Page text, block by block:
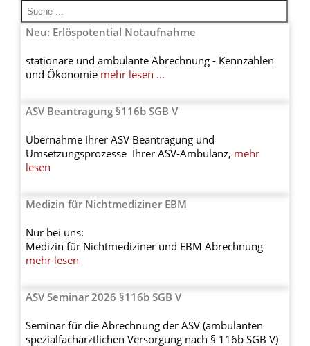
Neu: Erlöspotential Notaufnahme
stationäre und ambulante Abrechnung - Kennzahlen
und Ökonomie mehr lesen ...
ASV Beantragung §116b SGB V
Übernahme Ihrer ASV Beantragung und
Umsetzungsprozesse Ihrer ASV-Ambulanz, mehr
lesen
Medizin für Nichtmediziner EBM
Nur bei uns:
Medizin für Nichtmediziner und EBM Abrechnung
mehr lesen
ASV Seminar 2026 §116b SGB V
Seminar für die Abrechnung der ASV (ambulanten
spezialfachärztlichen Versorgung nach § 116b SGB V)